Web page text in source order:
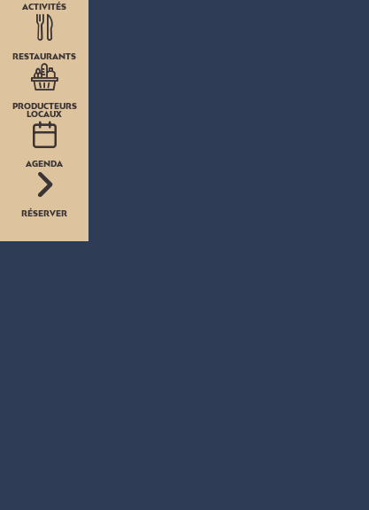
ACTIVITÉS
RESTAURANTS
PRODUCTEURS
LOCAUX
AGENDA
RÉSERVER